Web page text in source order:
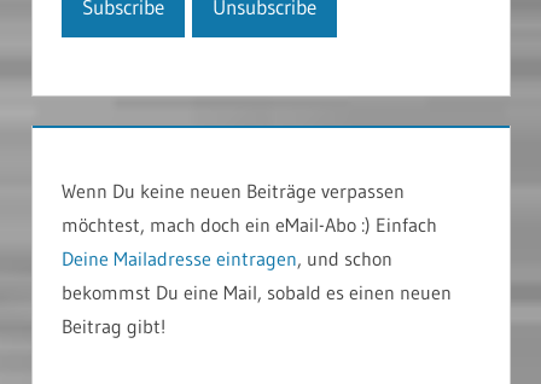
Wenn Du keine neuen Beiträge verpassen
möchtest, mach doch ein eMail-Abo :) Einfach
Deine Mailadresse eintragen, und schon
bekommst Du eine Mail, sobald es einen neuen
Beitrag gibt!